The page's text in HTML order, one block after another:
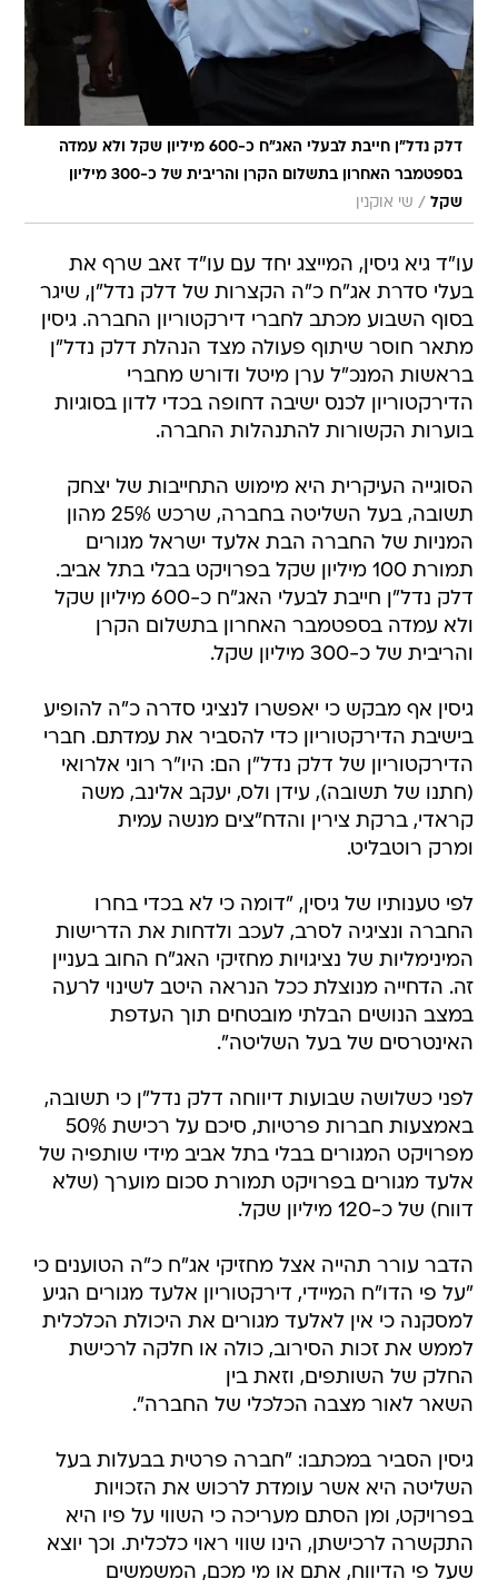
דלק נדל"ן חייבת לבעלי האג"ח כ-600 מיליון שקל ולא עמדה
בספטמבר האחרון בתשלום הקרן והריבית של כ-300 מיליון
שקל / שי אוקנין
עו"ד גיא גיסין, המייצג יחד עם עו"ד זאב שרף את
בעלי סדרת אג"ח כ"ה הקצרות של דלק נדל"ן, שיגר
בסוף השבוע מכתב לחברי דירקטוריון החברה. גיסין
מתאר חוסר שיתוף פעולה מצד הנהלת דלק נדל"ן
בראשות המנכ"ל ערן מיטל ודורש מחברי
הדירקטוריון לכנס ישיבה דחופה בכדי לדון בסוגיות
בוערות הקשורות להתנהלות החברה.
הסוגייה העיקרית היא מימוש התחייבות של יצחק
תשובה, בעל השליטה בחברה, שרכש 25% מהון
המניות של החברה הבת אלעד ישראל מגורים
תמורת 100 מיליון שקל בפרויקט בבלי בתל אביב.
דלק נדל"ן חייבת לבעלי האג"ח כ-600 מיליון שקל
ולא עמדה בספטמבר האחרון בתשלום הקרן
והריבית של כ-300 מיליון שקל.
גיסין אף מבקש כי יאפשרו לנציגי סדרה כ"ה להופיע
בישיבת הדירקטוריון כדי להסביר את עמדתם. חברי
הדירקטוריון של דלק נדל"ן הם: היו"ר רוני אלרואי
(חתנו של תשובה), עידן ולס, יעקב אלינב, משה
קראדי, ברקת צירין והדח"צים מנשה עמית
ומרק רוטבליט.
לפי טענותיו של גיסין, "דומה כי לא בכדי בחרו
החברה ונציגיה לסרב, לעכב ולדחות את הדרישות
המינימליות של נציגויות מחזיקי האג"ח החוב בעניין
זה. הדחייה מנוצלת ככל הנראה היטב לשינוי לרעה
במצב הנושים הבלתי מובטחים תוך העדפת
האינטרסים של בעל השליטה".
לפני כשלושה שבועות דיווחה דלק נדל"ן כי תשובה,
באמצעות חברות פרטיות, סיכם על רכישת 50%
מפרויקט המגורים בבלי בתל אביב מידי שותפיה של
אלעד מגורים בפרויקט תמורת סכום מוערך (שלא
דווח) של כ-120 מיליון שקל.
הדבר עורר תהייה אצל מחזיקי אג"ח כ"ה הטוענים כי
"על פי הדו"ח המיידי, דירקטוריון אלעד מגורים הגיע
למסקנה כי אין לאלעד מגורים את היכולת הכלכלית
לממש את זכות הסירוב, כולה או חלקה לרכישת
החלק של השותפים, וזאת בין
השאר לאור מצבה הכלכלי של החברה".
גיסין הסביר במכתבו: "חברה פרטית בבעלות בעל
השליטה היא אשר עומדת לרכוש את הזכויות
בפרויקט, ומן הסתם מעריכה כי השווי על פיו היא
התקשרה לרכישתן, הינו שווי ראוי כלכלית. וכך יוצא
שעל פי הדיווח, אתם או מי מכם, המשמשים